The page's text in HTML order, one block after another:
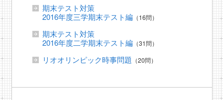
期末テスト対策
2016年度三学期末テスト編（16問）
期末テスト対策
2016年度二学期末テスト編（31問）
リオオリンピック時事問題 （20問）